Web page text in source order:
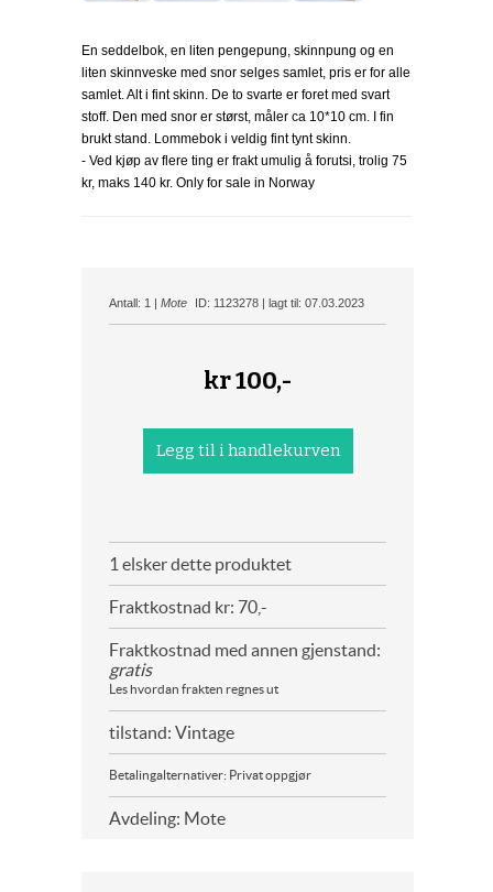
En seddelbok, en liten pengepung, skinnpung og en
liten skinnveske med snor selges samlet, pris er for alle
samlet. Alt i fint skinn. De to svarte er foret med svart
stoff. Den med snor er størst, måler ca 10*10 cm. I fin
brukt stand. Lommebok i veldig fint tynt skinn.
- Ved kjøp av flere ting er frakt umulig å forutsi, trolig 75
kr, maks 140 kr. Only for sale in Norway
Antall: 1 | Mote ID: 1123278 | lagt til: 07.03.2023
kr100,-
1 elsker dette produktet
Fraktkostnad kr: 70,-
Fraktkostnad med annen gjenstand:
gratis
Les hvordan frakten regnes ut
tilstand: Vintage
Betalingalternativer: Privat oppgjør
Avdeling: Mote